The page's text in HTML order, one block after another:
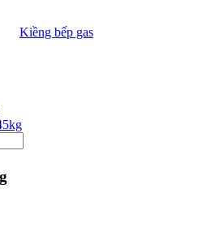
Kiềng bếp gas